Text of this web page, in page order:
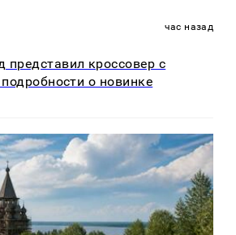
час назад
представил кроссовер с
о новинке